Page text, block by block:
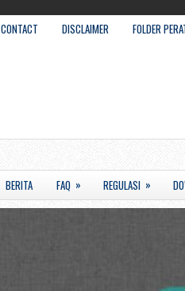
CONTACT DISCLAIMER FOLDER
BERITA FAQ » REGULASI »